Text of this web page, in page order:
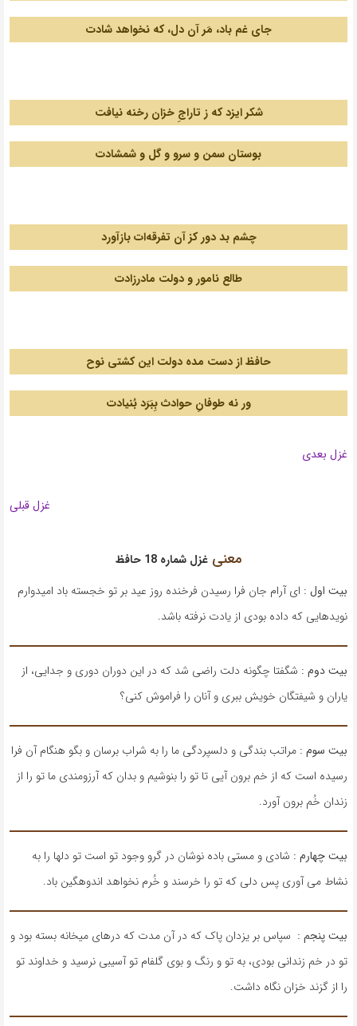
جای غم باد، مَر آن دل، که نخواهد شادت
شکر ایزد که ز تاراجِ خزان رخنه نیافت
بوستان سمن و سرو و گل و شمشادت
چشم بد دور کز آن تفرقه‌ات بازآورد
طالع نامور و دولت مادرزادت
حافظ از دست مده دولت این کشتی نوح
ور نه طوفانِ حوادث بِبَرَد بُنیادت
غزل بعدی
غزل قبلی
معنی غزل شماره 18 حافظ
بیت اول : ای آرام جان فرا رسیدن فرخنده روز عید بر تو خجسته باد امیدوارم
نویدهایی که داده بودی از یادت نرفته باشد.
بیت دوم : شگفتا چگونه دلت راضی شد که در این دوران دوری و جدایی، از
یاران و شیفتگان خویش ببری و آنان را فراموش کنی؟
بیت سوم : مراتب بندگی و دلسپردگی ما را به شراب برسان و بگو هنگام آن فرا
رسیده است که از خم برون آیی تا تو را بنوشیم و بدان که آرزومندی ما تو را از
زندان خُم برون آورد.
بیت چهارم : شادی و مستی باده نوشان در گرو وجود تو است تو دلها را به
نشاط می آوری پس دلی که تو را خرسند و خُرم نخواهد اندوهگین باد.
بیت پنجم : سپاس بر یزدان پاک که در آن مدت که درهای میخانه بسته بود و
تو در خم زندانی بودی، به تو و رنگ و بوی گلفام تو آسیبی نرسید و خداوند تو
را از گزند خزان نگاه داشت.